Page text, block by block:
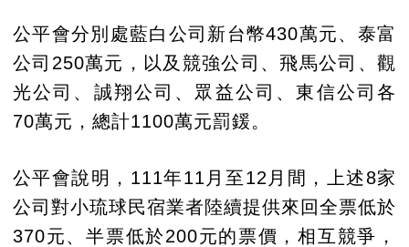
公平會分別處藍白公司新台幣430萬元、泰富
公司250萬元，以及競強公司、飛馬公司、觀
光公司、誠翔公司、眾益公司、東信公司各
70萬元，總計1100萬元罰鍰。
公平會說明，111年11月至12月間，上述8家
公司對小琉球民宿業者陸續提供來回全票低於
370元、半票低於200元的票價，相互競爭，